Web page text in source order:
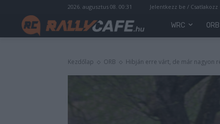
2026. augusztus 08. 00:31 Jelentkezz be / Csatlakozz
WRC ORB
Kezdőlap ORB Hibján erre várt, de már nagyon